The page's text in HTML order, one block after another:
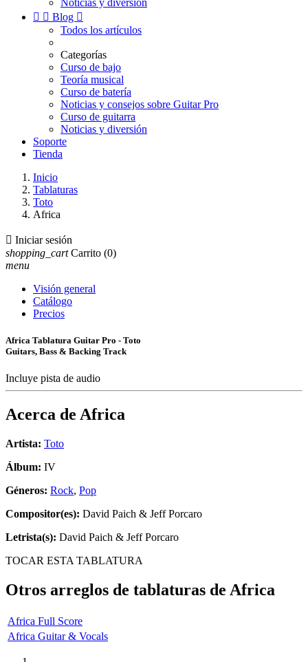
Noticias y diversión
  Blog 
Todos los artículos
Categorías
Curso de bajo
Teoría musical
Curso de batería
Noticias y consejos sobre Guitar Pro
Curso de guitarra
Noticias y diversión
Soporte
Tienda
Inicio
Tablaturas
Toto
Africa
 Iniciar sesión
shopping_cart Carrito (0)
menu
Visión general
Catálogo
Precios
Africa Tablatura Guitar Pro - Toto
Guitars, Bass & Backing Track
Incluye pista de audio
Acerca de Africa
Artista: Toto
Álbum: IV
Géneros: Rock, Pop
Compositor(es): David Paich & Jeff Porcaro
Letrista(s): David Paich & Jeff Porcaro
TOCAR ESTA TABLATURA
Otros arreglos de tablaturas de Africa
Africa Full Score
Africa Guitar & Vocals